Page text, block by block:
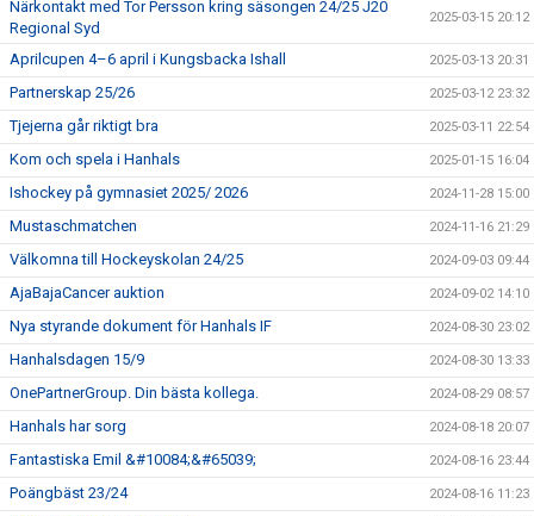
Närkontakt med Tor Persson kring säsongen 24/25 J20
Regional Syd
2025-03-15 20:12
Aprilcupen 4–6 april i Kungsbacka Ishall 2025-03-13 20:31
Partnerskap 25/26 2025-03-12 23:32
Tjejerna går riktigt bra 2025-03-11 22:54
Kom och spela i Hanhals 2025-01-15 16:04
Ishockey på gymnasiet 2025/ 2026 2024-11-28 15:00
Mustaschmatchen 2024-11-16 21:29
Välkomna till Hockeyskolan 24/25 2024-09-03 09:44
AjaBajaCancer auktion 2024-09-02 14:10
Nya styrande dokument för Hanhals IF 2024-08-30 23:02
Hanhalsdagen 15/9 2024-08-30 13:33
OnePartnerGroup. Din bästa kollega. 2024-08-29 08:57
Hanhals har sorg 2024-08-18 20:07
Fantastiska Emil &#10084;&#65039; 2024-08-16 23:44
Poängbäst 23/24 2024-08-16 11:23